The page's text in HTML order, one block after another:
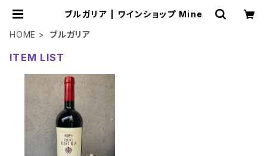
ブルガリア | ワインショップ Mine
HOME
ブルガリア
ITEM LIST